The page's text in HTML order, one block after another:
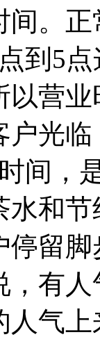
间。
到5
以营
户光
间，
水和
停留
，有
人气